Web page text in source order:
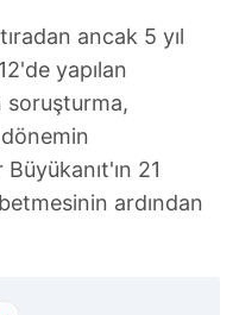
ancak 5 yıl
yapılan
soruşturma,
21
ardından